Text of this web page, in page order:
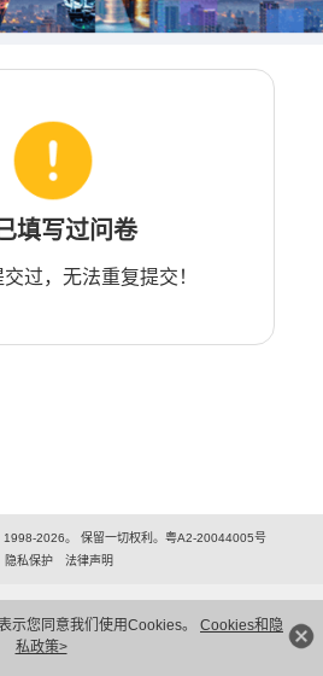
示您同意我们使用Cookies。 Cookies和隐
私政策>
填写过问卷
过，无法重复提交！
2026。 保留一切权利。粤A2-20044005号
隐私保护
法律声明